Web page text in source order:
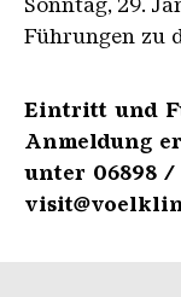
Führungen zu
Eintritt und
Anmeldung
unter 06898 /